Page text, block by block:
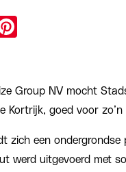
Group NV mocht
Kortrijk, goed voor
zich een
werd uitgevoerd met